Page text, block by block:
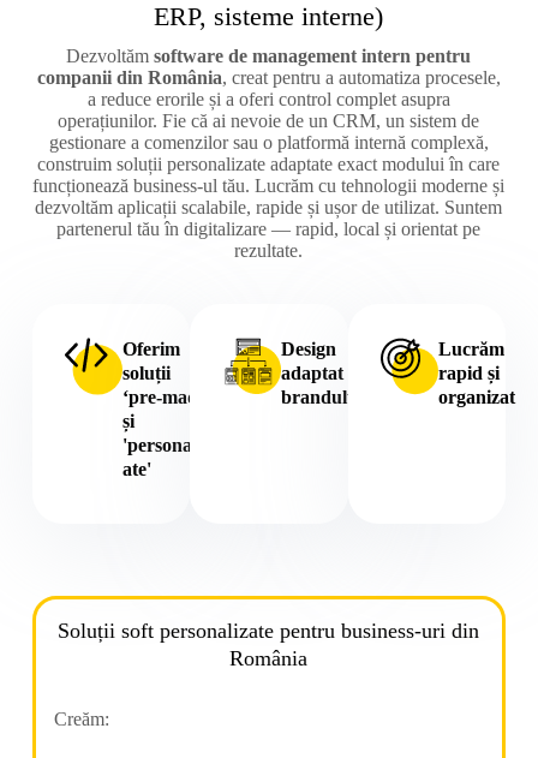
ERP, sisteme interne)
Dezvoltămsoftware de management intern pentru
companii din România, creat pentru a automatiza procesele,
a reduce erorile și a oferi control complet asupra
operațiunilor. Fie că ai nevoie de un CRM, un sistem de
gestionare a comenzilor sau o platformă internă complexă,
construim soluții personalizate adaptate exact modului în care
funcționează business-ul tău. Lucrăm cu tehnologii moderne și
dezvoltăm aplicații scalabile, rapide și ușor de utilizat. Suntem
partenerul tău în digitalizare — rapid, local și orientat pe
rezultate.
Oferim
soluții
‘pre-made’
și
'personaliz
ate'
Design
adaptat
brandului
Lucrăm
rapid și
organizat
Soluții soft personalizate pentru business-uri din
România
Creăm: